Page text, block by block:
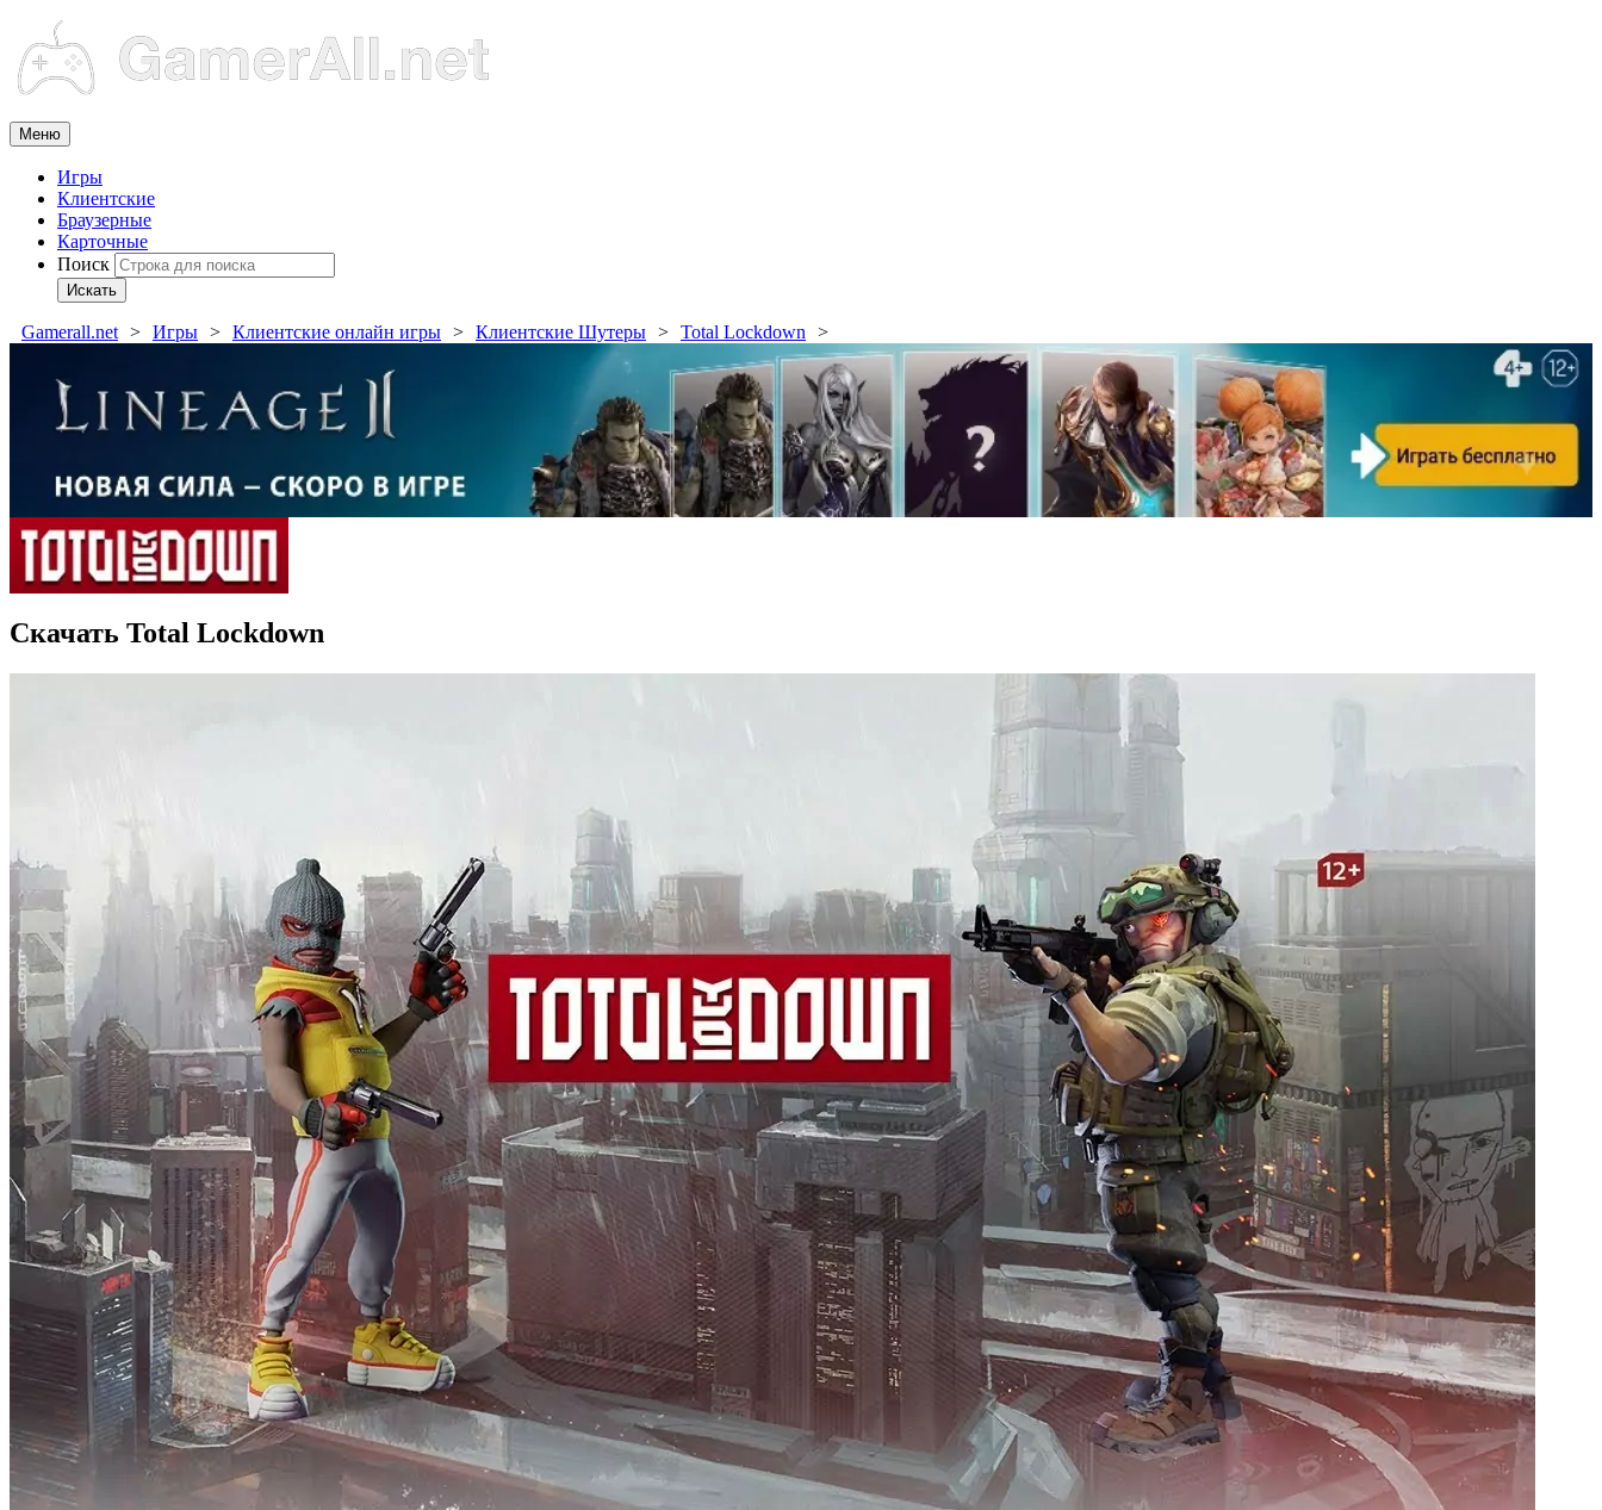
Меню
Игры
Клиентские
Браузерные
Карточные
Поиск
Искать
Gamerall.net Игры Клиентские онлайн игры Клиентские Шутеры Total Lockdown
Скачать Total Lockdown